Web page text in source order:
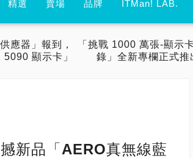
精選 賣場 品牌 ITMan! LAB.
應器」報到，
顯示卡」
「挑戰 1000 萬張-顯示
錄」全新專欄正式推
新品「AERO真無線藍